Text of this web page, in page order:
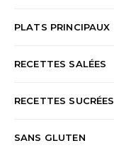
PLATS PRINCIPAUX
RECETTES SALÉES
RECETTES SUCRÉES
SANS GLUTEN